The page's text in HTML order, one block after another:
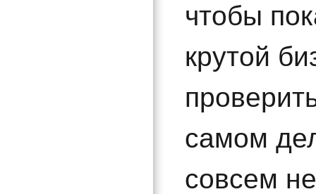
чтобы
крутой
самом
совсем